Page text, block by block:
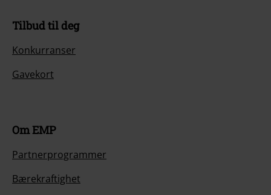
Tilbud til deg
Konkurranser
Gavekort
Om EMP
Partnerprogrammer
Bærekraftighet